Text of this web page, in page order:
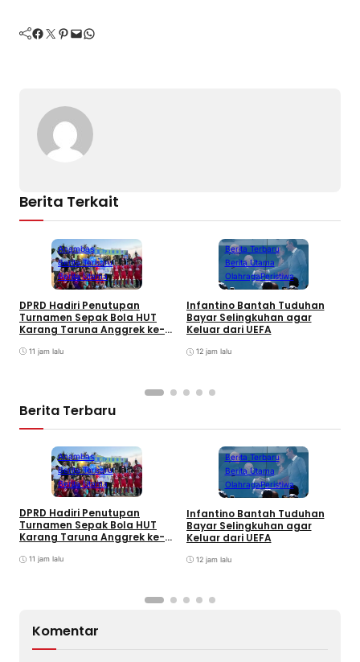
Facebook Twitter Pinterest Mail WhatsApp
Berita Terkait
Anambas
Berita Terbaru
Berita Utama
DPRD Hadiri Penutupan
Turnamen Sepak Bola HUT
Karang Taruna Anggrek ke-
11 jam lalu
Berita Terbaru
Berita Utama
OlahragaPeristiwa
Infantino Bantah Tuduhan
Bayar Selingkuhan agar
Keluar dari UEFA
12 jam lalu
Berita Terbaru
Anambas
Berita Terbaru
Berita Utama
DPRD Hadiri Penutupan
Turnamen Sepak Bola HUT
Karang Taruna Anggrek ke-
11 jam lalu
Berita Terbaru
Berita Utama
OlahragaPeristiwa
Infantino Bantah Tuduhan
Bayar Selingkuhan agar
Keluar dari UEFA
12 jam lalu
Komentar